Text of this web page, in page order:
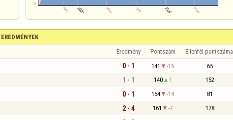
EREDMÉNYEK
Eredmény Pontszám Ellenfél pontszáma
0 - 1 141 -15 65
1 - 1 140 1 152
0 - 1 154 -14 81
2 - 4 161 -7 178